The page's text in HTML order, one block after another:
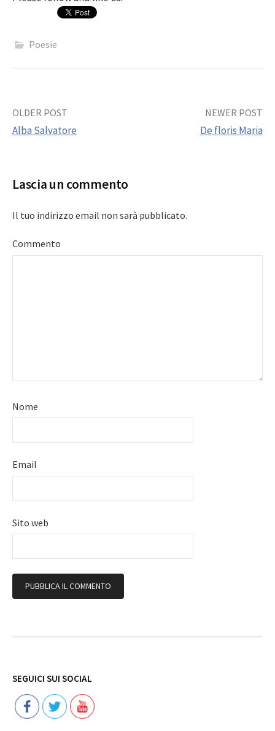
Poesie
Post
OLDER POST
Alba Salvatore
NEWER POST
De floris Maria
Lascia un commento
Il tuo indirizzo email non sarà pubblicato.
Commento
Nome
Email
Sito web
SEGUICI SUI SOCIAL